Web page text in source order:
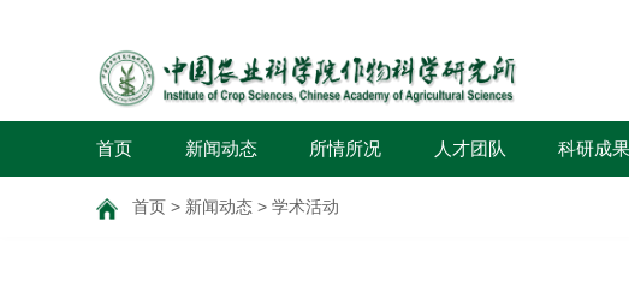
首页 新闻动态 所情所况 人才团队 科研成果
首页 > 新闻动态 > 学术活动